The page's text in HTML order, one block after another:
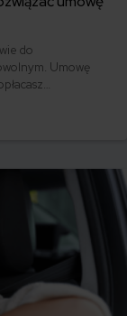
do
Umowę
trakcie trwania